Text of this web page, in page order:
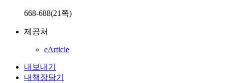
668-688(21쪽)
제공처
eArticle
내보내기
내책장담기